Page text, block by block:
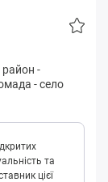
район -
-село
та
цієї